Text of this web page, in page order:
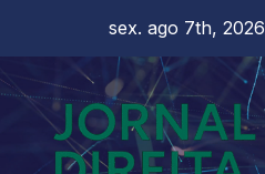
content
sex. ago 7th, 2026